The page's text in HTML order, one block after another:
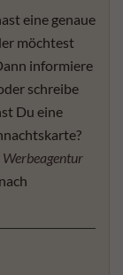
eine genaue
möchtest
informiere
schreibe
Du eine
Werbeagentur